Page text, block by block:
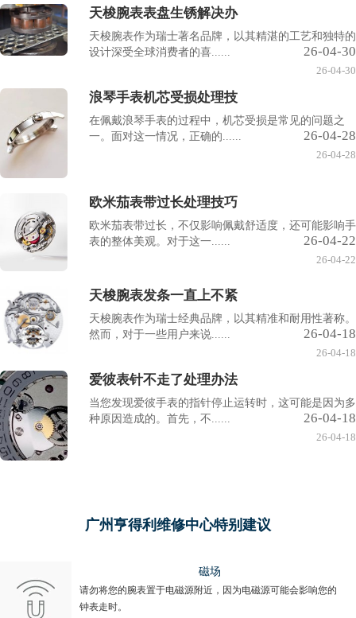
天梭腕表表盘生锈解决办
天梭腕表作为瑞士著名品牌，以其精湛的工艺和独特的
设计深受全球消费者的喜......
26-04-30
26-04-30
浪琴手表机芯受损处理技
在佩戴浪琴手表的过程中，机芯受损是常见的问题之
一。面对这一情况，正确的......
26-04-28
26-04-28
欧米茄表带过长处理技巧
欧米茄表带过长，不仅影响佩戴舒适度，还可能影响手
表的整体美观。对于这一......
26-04-22
26-04-22
天梭腕表发条一直上不紧
天梭腕表作为瑞士经典品牌，以其精准和耐用性著称。
然而，对于一些用户来说......
26-04-18
26-04-18
爱彼表针不走了处理办法
当您发现爱彼手表的指针停止运转时，这可能是因为多
种原因造成的。首先，不......
26-04-18
26-04-18
广州亨得利维修中心特别建议
磁场
请勿将您的腕表置于电磁源附近，因为电磁源可能会影响您的
钟表走时。